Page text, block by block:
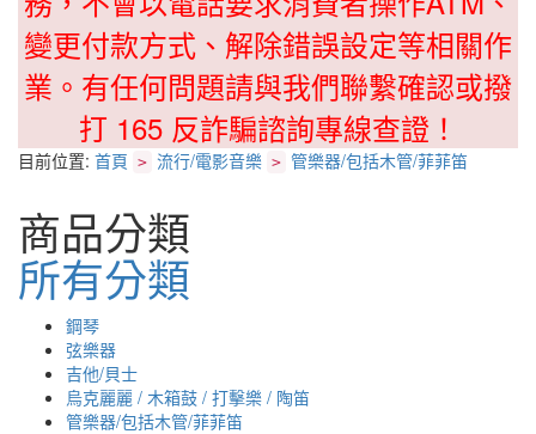
變更付款方式、解除錯誤設定等相關作
業。有任何問題請與我們聯繫確認或撥
打 165 反詐騙諮詢專線查證！
目前位置: 首頁 > 流行/電影音樂 > 管樂器/包括木管/菲菲笛
商品分類
所有分類
鋼琴
弦樂器
吉他/貝士
烏克麗麗 / 木箱鼓 / 打擊樂 / 陶笛
管樂器/包括木管/菲菲笛